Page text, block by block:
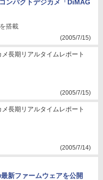
ンパクトデジカメ「DiMAG
搭載
(2005/7/15)
長期リアルタイムレポート
(2005/7/15)
長期リアルタイムレポート
(2005/7/14)
新ファームウェアを公開